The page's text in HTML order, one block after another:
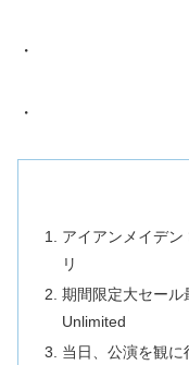
・
・
アイアンメイデ
リ
期間限定大セー
Unlimited
当日、公演を観